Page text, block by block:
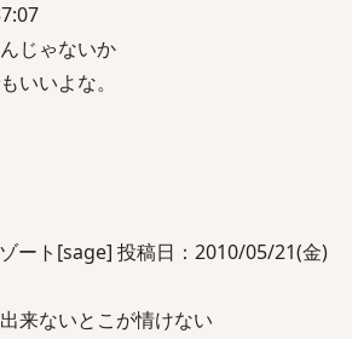
じゃないか
いいよな。
ート[sage] 投稿日：2010/05/21(金)
来ないとこが情けない